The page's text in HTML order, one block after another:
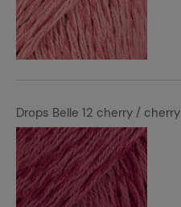
Drops Belle 12 cherry / cherry